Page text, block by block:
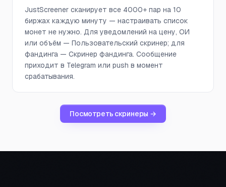
JustScreener сканирует все 4000+ пар на 10
биржах каждую минуту — настраивать список
монет не нужно. Для уведомлений на цену, ОИ
или объём — Пользовательский скринер; для
фандинга — Скринер фандинга. Сообщение
приходит в Telegram или push в момент
срабатывания.
Посмотреть скринеры →